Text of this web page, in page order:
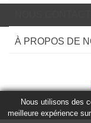
Nous utilisons des
meilleure expérience
À PROPOS DE
© 2020 Powered